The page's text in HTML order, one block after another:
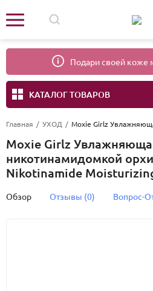
Подари своей коже
КАТАЛОГ ТОВАРОВ
Главная / УХОД / Moxie Girlz
Moxie Girlz
никотинамидомкой
Nikotinamide
Обзор Отзывы (0) Вопрос-